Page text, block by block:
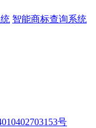
智能商标查询系统
号